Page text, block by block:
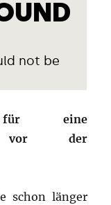
für eine
vor der
schon länger